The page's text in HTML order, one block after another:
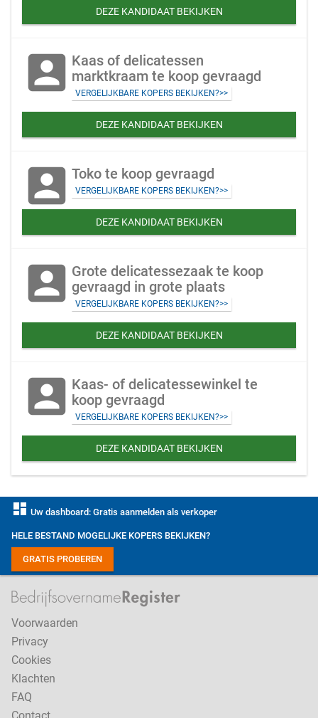
DEZE KANDIDAAT BEKIJKEN
account_box Kaas of delicatessen
marktkraam te koop gevraagd
VERGELIJKBARE KOPERS BEKIJKEN?>>
DEZE KANDIDAAT BEKIJKEN
account_box Toko te koop gevraagd
VERGELIJKBARE KOPERS BEKIJKEN?>>
DEZE KANDIDAAT BEKIJKEN
account_box Grote delicatessezaak te koop
gevraagd in grote plaats
VERGELIJKBARE KOPERS BEKIJKEN?>>
DEZE KANDIDAAT BEKIJKEN
account_box Kaas- of delicatessewinkel te
koop gevraagd
VERGELIJKBARE KOPERS BEKIJKEN?>>
DEZE KANDIDAAT BEKIJKEN
dashboard Uw dashboard: Gratis aanmelden als verkoper
HELE BESTAND MOGELIJKE KOPERS BEKIJKEN?
GRATIS PROBEREN
Voorwaarden
Privacy
Cookies
Klachten
FAQ